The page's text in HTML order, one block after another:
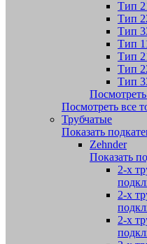
Тип
Тип
Тип
Тип
Тип
Тип
Тип
Посмотреть все
Трубчатые
Показать
Zehnder
Показать
2-х
2-х
2-х